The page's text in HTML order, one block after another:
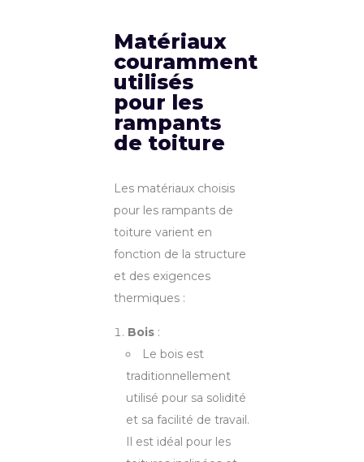
Matériaux
couramment
utilisés
pour les
rampants
de toiture
Les matériaux choisis
pour les rampants de
toiture varient en
fonction de la structure
et des exigences
thermiques :
Bois :
Le bois est
traditionnellement
utilisé pour sa solidité
et sa facilité de travail.
Il est idéal pour les